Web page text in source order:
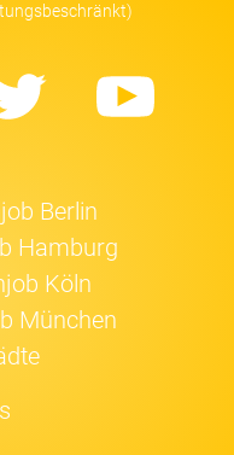
Twitter
Berlin
Hamburg
Köln
München